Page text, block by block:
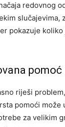
redovnog
pokazuje
riješi
pomoći
za velikim